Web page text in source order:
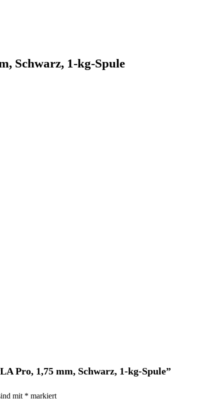
Schwarz, 1-kg-Spule
Pro, 1,75 mm, Schwarz, 1-kg-Spule”
mit * markiert